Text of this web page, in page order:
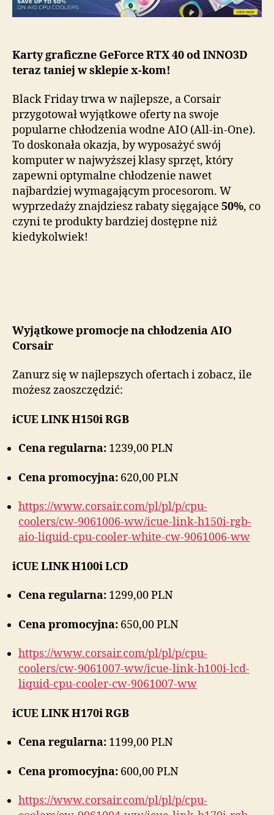
!
Kup
taniej.
Karty graficzne GeForce RTX 40 od INNO3D
teraz taniej w sklepie x-kom!
Black Friday trwa w najlepsze, a Corsair
przygotował wyjątkowe oferty na swoje
popularne chłodzenia wodne AIO (All-in-One).
To doskonała okazja, by wyposażyć swój
komputer w najwyższej klasy sprzęt, który
zapewni optymalne chłodzenie nawet
najbardziej wymagającym procesorom. W
wyprzedaży znajdziesz rabaty sięgające 50%, co
czyni te produkty bardziej dostępne niż
kiedykolwiek!
Wyjątkowe promocje na chłodzenia AIO
Corsair
Zanurz się w najlepszych ofertach i zobacz, ile
możesz zaoszczędzić:
iCUE LINK H150i RGB
Cena regularna: 1239,00 PLN
Cena promocyjna: 620,00 PLN
https://www.corsair.com/pl/pl/p/cpu-
coolers/cw-9061006-ww/icue-link-h150i-rgb-
aio-liquid-cpu-cooler-white-cw-9061006-ww
iCUE LINK H100i LCD
Cena regularna: 1299,00 PLN
Cena promocyjna: 650,00 PLN
https://www.corsair.com/pl/pl/p/cpu-
coolers/cw-9061007-ww/icue-link-h100i-lcd-
liquid-cpu-cooler-cw-9061007-ww
iCUE LINK H170i RGB
Cena regularna: 1199,00 PLN
Cena promocyjna: 600,00 PLN
https://www.corsair.com/pl/pl/p/cpu-